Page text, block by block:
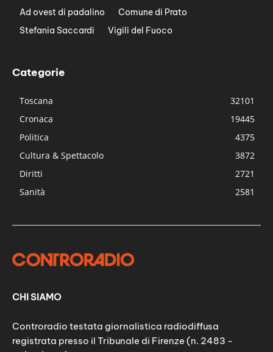
Ad ovest di padalino
Comune di Prato
Stefania Saccardi
Vigili del Fuoco
Categorie
Toscana
32101
Cronaca
19445
Politica
4375
Cultura & Spettacolo
3872
Diritti
2721
Sanità
2581
CHI SIAMO
Controradio testata giornalistica radiodiffusa
registrata presso il Tribunale di Firenze (n. 2483 -